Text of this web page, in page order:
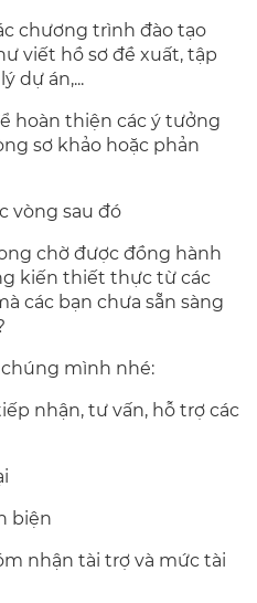
chương trình đào tạo
viết hồ sơ đề xuất, tập
dự án,...
hoàn thiện các ý tưởng
sơ khảo hoặc phản
vòng sau đó
chờ được đồng hành
kiến thiết thực từ các
các bạn chưa sẵn sàng
mình nhé:
nhận, tư vấn, hỗ trợ các
biện
nhận tài trợ và mức tài